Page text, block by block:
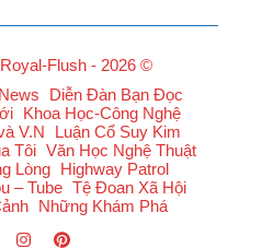
Flush - 2026 ©
Diễn Đàn Bạn Đọc
Khoa Học-Công Nghệ
V.N
Luận Cổ Suy Kim
Tôi Văn Học Nghệ Thuật
Lòng Highway Patrol
– Tube Tệ Đoan Xã Hội
Những Khám Phá